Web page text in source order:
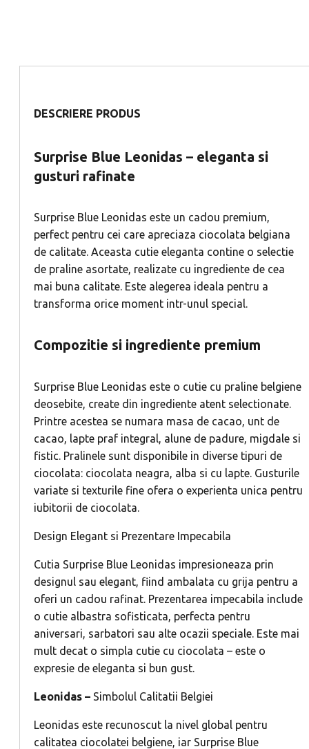
DESCRIERE PRODUS
Surprise Blue Leonidas – eleganta si
gusturi rafinate
Surprise Blue Leonidas este un cadou premium,
perfect pentru cei care apreciaza ciocolata belgiana
de calitate. Aceasta cutie eleganta contine o selectie
de praline asortate, realizate cu ingrediente de cea
mai buna calitate. Este alegerea ideala pentru a
transforma orice moment intr-unul special.
Compozitie si ingrediente premium
Surprise Blue Leonidas este o cutie cu praline belgiene
deosebite, create din ingrediente atent selectionate.
Printre acestea se numara masa de cacao, unt de
cacao, lapte praf integral, alune de padure, migdale si
fistic. Pralinele sunt disponibile in diverse tipuri de
ciocolata: ciocolata neagra, alba si cu lapte. Gusturile
variate si texturile fine ofera o experienta unica pentru
iubitorii de ciocolata.
Design Elegant si Prezentare Impecabila
Cutia Surprise Blue Leonidas impresioneaza prin
designul sau elegant, fiind ambalata cu grija pentru a
oferi un cadou rafinat. Prezentarea impecabila include
o cutie albastra sofisticata, perfecta pentru
aniversari, sarbatori sau alte ocazii speciale. Este mai
mult decat o simpla cutie cu ciocolata – este o
expresie de eleganta si bun gust.
Leonidas – Simbolul Calitatii Belgiei
Leonidas este recunoscut la nivel global pentru
calitatea ciocolatei belgiene, iar Surprise Blue